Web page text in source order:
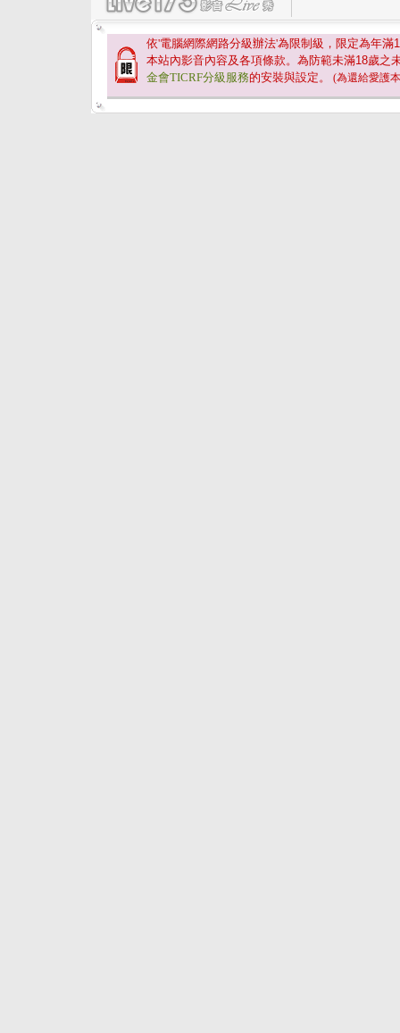
依'電腦網際網路分級辦法'為限制級，限定為年滿
本站內影音內容及各項條款。為防範未滿18歲之
金會TICRF分級服務的安裝與設定。 (為還給愛護